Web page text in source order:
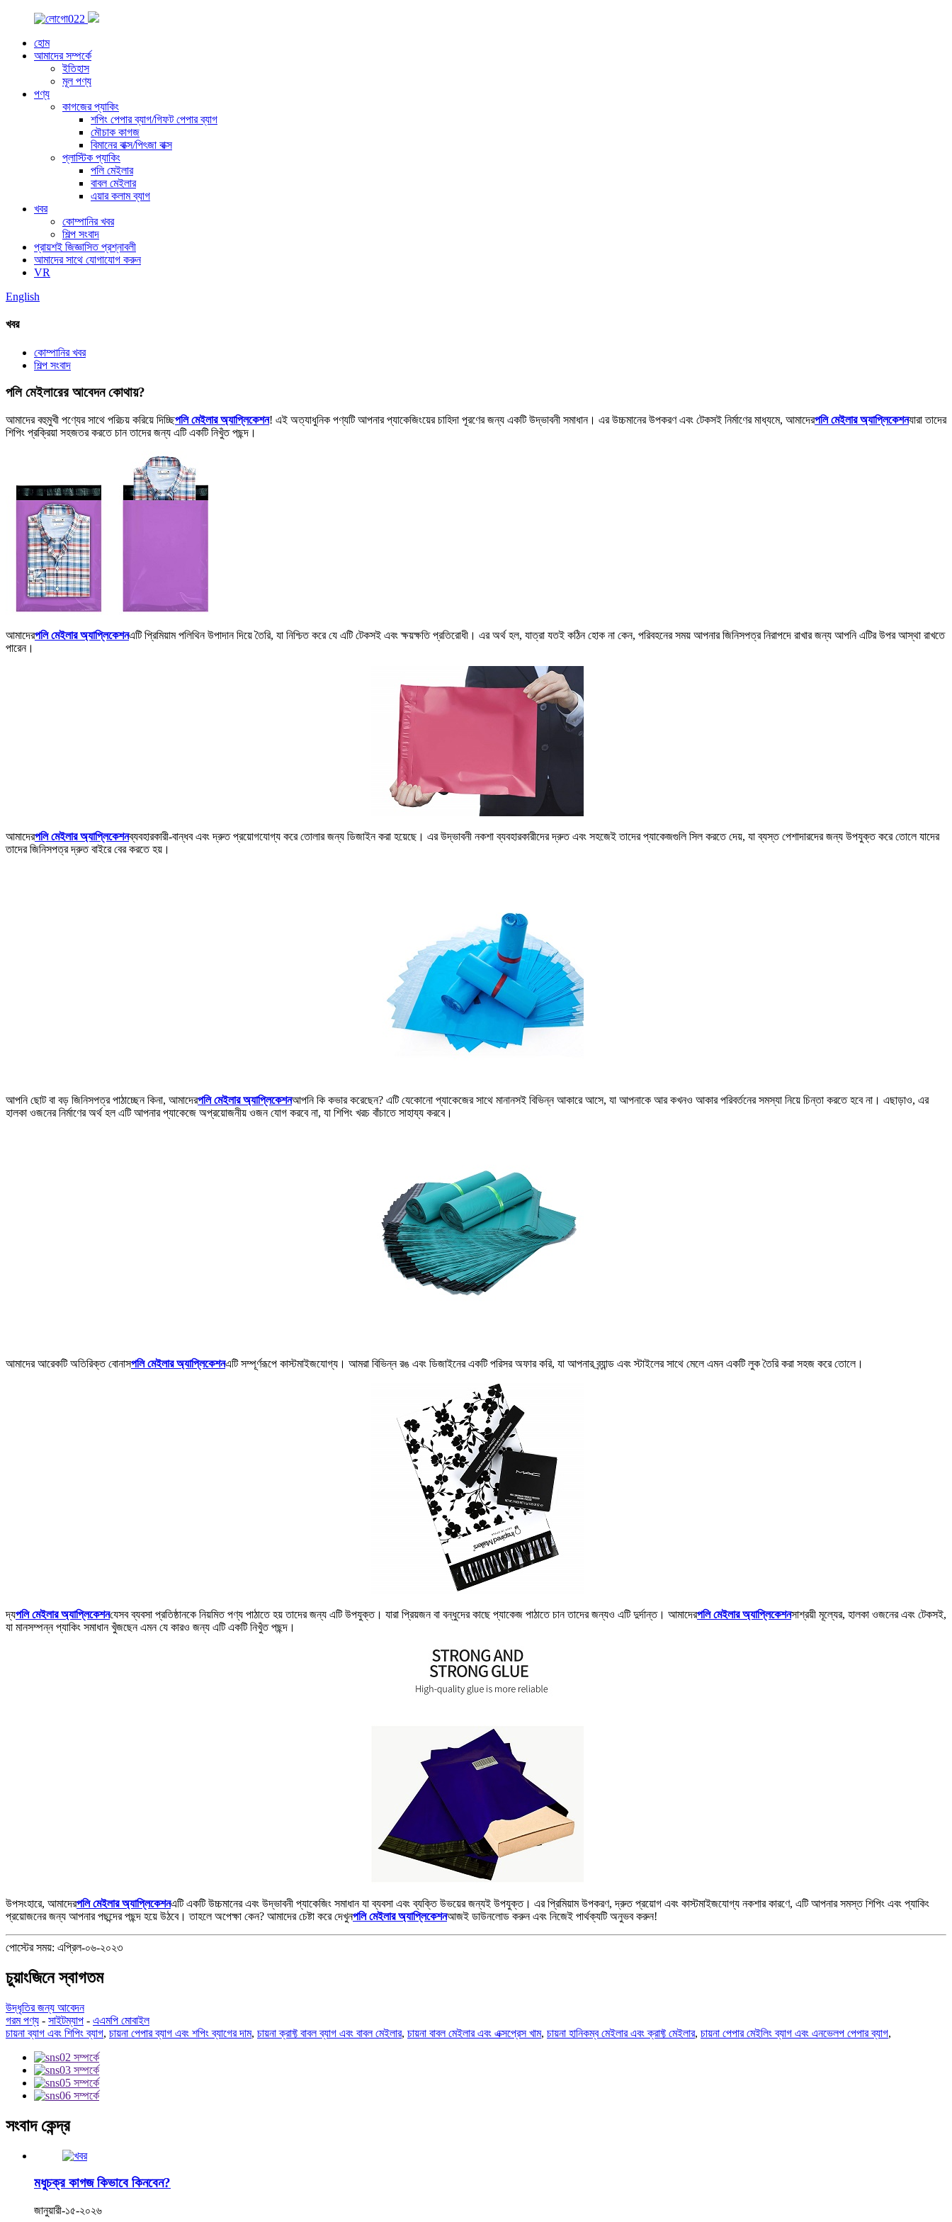
হোম
আমাদের সম্পর্কে
ইতিহাস
মূল পণ্য
পণ্য
কাগজের প্যাকিং
শপিং পেপার ব্যাগ/গিফট পেপার ব্যাগ
মৌচাক কাগজ
বিমানের বাক্স/পিৎজা বাক্স
প্লাস্টিক প্যাকিং
পলি মেইলার
বাবল মেইলার
এয়ার কলাম ব্যাগ
খবর
কোম্পানির খবর
শিল্প সংবাদ
প্রায়শই জিজ্ঞাসিত প্রশ্নাবলী
আমাদের সাথে যোগাযোগ করুন
VR
English
খবর
কোম্পানির খবর
শিল্প সংবাদ
পলি মেইলারের আবেদন কোথায়?
আমাদের বহুমুখী পণ্যের সাথে পরিচয় করিয়ে দিচ্ছিপলি মেইলার অ্যাপ্লিকেশন! এই অত্যাধুনিক পণ্যটি আপনার প্যাকেজিংয়ের চাহিদা পূরণের জন্য একটি উদ্ভাবনী সমাধান। এর উচ্চমানের উপকরণ এবং টেকসই নির্মাণের মাধ্যমে, আমাদেরপলি মেইলার অ্যাপ্লিকেশনযারা তাদের
শিপিং প্রক্রিয়া সহজতর করতে চান তাদের জন্য এটি একটি নিখুঁত পছন্দ।
আমাদেরপলি মেইলার অ্যাপ্লিকেশনএটি প্রিমিয়াম পলিথিন উপাদান দিয়ে তৈরি, যা নিশ্চিত করে যে এটি টেকসই এবং ক্ষয়ক্ষতি প্রতিরোধী। এর অর্থ হল, যাত্রা যতই কঠিন হোক না কেন, পরিবহনের সময় আপনার জিনিসপত্র নিরাপদে রাখার জন্য আপনি এটির উপর আস্থা রাখতে
পারেন।
আমাদেরপলি মেইলার অ্যাপ্লিকেশনব্যবহারকারী-বান্ধব এবং দ্রুত প্রয়োগযোগ্য করে তোলার জন্য ডিজাইন করা হয়েছে। এর উদ্ভাবনী নকশা ব্যবহারকারীদের দ্রুত এবং সহজেই তাদের প্যাকেজগুলি সিল করতে দেয়, যা ব্যস্ত পেশাদারদের জন্য উপযুক্ত করে তোলে যাদের
তাদের জিনিসপত্র দ্রুত বাইরে বের করতে হয়।
আপনি ছোট বা বড় জিনিসপত্র পাঠাচ্ছেন কিনা, আমাদেরপলি মেইলার অ্যাপ্লিকেশনআপনি কি কভার করেছেন? এটি যেকোনো প্যাকেজের সাথে মানানসই বিভিন্ন আকারে আসে, যা আপনাকে আর কখনও আকার পরিবর্তনের সমস্যা নিয়ে চিন্তা করতে হবে না। এছাড়াও, এর
হালকা ওজনের নির্মাণের অর্থ হল এটি আপনার প্যাকেজে অপ্রয়োজনীয় ওজন যোগ করবে না, যা শিপিং খরচ বাঁচাতে সাহায্য করবে।
আমাদের আরেকটি অতিরিক্ত বোনাসপলি মেইলার অ্যাপ্লিকেশনএটি সম্পূর্ণরূপে কাস্টমাইজযোগ্য। আমরা বিভিন্ন রঙ এবং ডিজাইনের একটি পরিসর অফার করি, যা আপনার ব্র্যান্ড এবং স্টাইলের সাথে মেলে এমন একটি লুক তৈরি করা সহজ করে তোলে।
দ্যপলি মেইলার অ্যাপ্লিকেশনযেসব ব্যবসা প্রতিষ্ঠানকে নিয়মিত পণ্য পাঠাতে হয় তাদের জন্য এটি উপযুক্ত। যারা প্রিয়জন বা বন্ধুদের কাছে প্যাকেজ পাঠাতে চান তাদের জন্যও এটি দুর্দান্ত। আমাদেরপলি মেইলার অ্যাপ্লিকেশনসাশ্রয়ী মূল্যের, হালকা ওজনের এবং টেকসই,
যা মানসম্পন্ন প্যাকিং সমাধান খুঁজছেন এমন যে কারও জন্য এটি একটি নিখুঁত পছন্দ।
উপসংহারে, আমাদেরপলি মেইলার অ্যাপ্লিকেশনএটি একটি উচ্চমানের এবং উদ্ভাবনী প্যাকেজিং সমাধান যা ব্যবসা এবং ব্যক্তি উভয়ের জন্যই উপযুক্ত। এর প্রিমিয়াম উপকরণ, দ্রুত প্রয়োগ এবং কাস্টমাইজযোগ্য নকশার কারণে, এটি আপনার সমস্ত শিপিং এবং প্যাকিং
প্রয়োজনের জন্য আপনার পছন্দের পছন্দ হয়ে উঠবে। তাহলে অপেক্ষা কেন? আমাদের চেষ্টা করে দেখুনপলি মেইলার অ্যাপ্লিকেশনআজই ডাউনলোড করুন এবং নিজেই পার্থক্যটি অনুভব করুন!
পোস্টের সময়: এপ্রিল-০৬-২০২৩
চুয়াংজিনে স্বাগতম
উদ্ধৃতির জন্য আবেদন
গরম পণ্য - সাইটম্যাপ - এএমপি মোবাইল
চায়না ব্যাগ এবং শিপিং ব্যাগ, চায়না পেপার ব্যাগ এবং শপিং ব্যাগের দাম, চায়না ক্রাফ্ট বাবল ব্যাগ এবং বাবল মেইলার, চায়না বাবল মেইলার এবং এক্সপ্রেস খাম, চায়না হানিকম্ব মেইলার এবং ক্রাফ্ট মেইলার, চায়না পেপার মেইলিং ব্যাগ এবং এনভেলপ পেপার ব্যাগ,
সংবাদ কেন্দ্র
মধুচক্র কাগজ কিভাবে কিনবেন?
জানুয়ারী-১৫-২০২৬